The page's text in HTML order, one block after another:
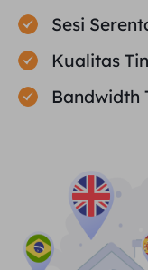
Sesi
Kualitas
Bandwidth